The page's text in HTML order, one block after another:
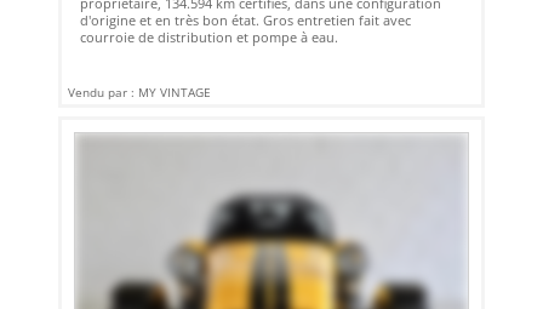
d'origine et en très bon état. Gros entretien fait avec
courroie de distribution et pompe à eau.
Vendu par : MY VINTAGE